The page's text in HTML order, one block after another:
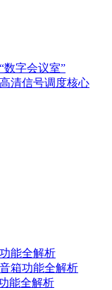
数字会议室”
清信号调度核心
能全解析
箱功能全解析
能全解析